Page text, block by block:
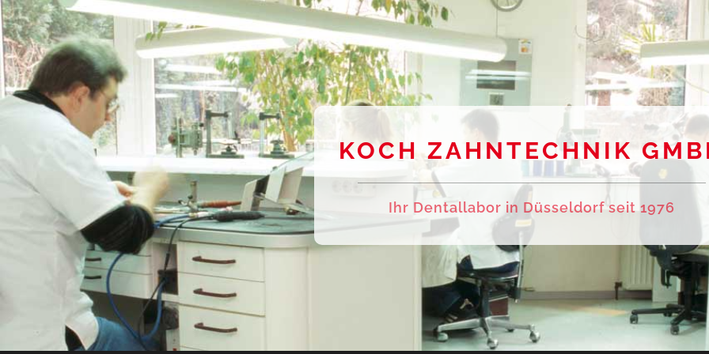
KOCH ZAHNTECHNIK
Ihr Dentallabor in Düsseldorf seit 1976